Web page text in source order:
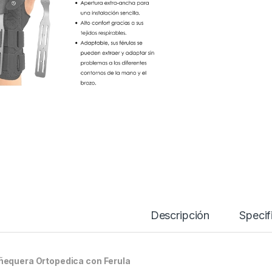
Descripción
Ortopedica con Ferula